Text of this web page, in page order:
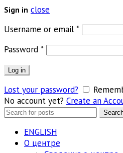
Sign in close
Username or email *
Password *Обязательно
Log in
Lost your password?
No account yet? Create an
Search
ENGLISH
О центре